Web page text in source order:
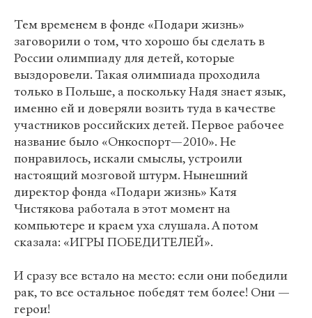
Тем временем в фонде «Подари жизнь»
заговорили о том, что хорошо бы сделать в
России олимпиаду для детей, которые
выздоровели. Такая олимпиада проходила
только в Польше, а поскольку Надя знает язык,
именно ей и доверяли возить туда в качестве
участников российских детей. Первое рабочее
название было «Онкоспорт—2010». Не
понравилось, искали смыслы, устроили
настоящий мозговой штурм. Нынешний
директор фонда «Подари жизнь» Катя
Чистякова работала в этот момент на
компьютере и краем уха слушала. А потом
сказала: «ИГРЫ ПОБЕДИТЕЛЕЙ».
И сразу все встало на место: если они победили
рак, то все остальное победят тем более! Они —
герои!